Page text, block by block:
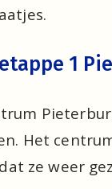
1
Het
ze weer